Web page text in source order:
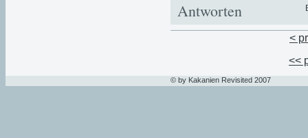
Antworten
<
<<
© by Kakanien Revisited 2007